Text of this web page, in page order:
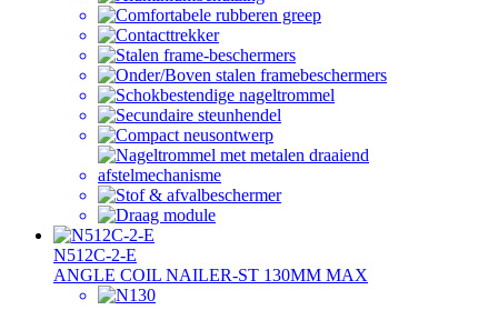
N512C-2-E
ANGLE COIL NAILER-ST 130MM MAX